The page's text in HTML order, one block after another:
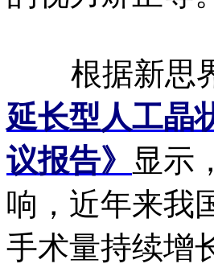
根据新思界
延长型人工晶
议报告》 显示
响，近年来我
手术量持续增